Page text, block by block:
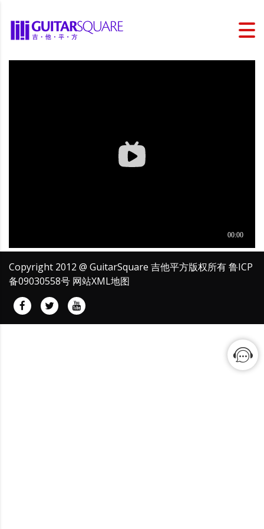
Copyright 2012 @ GuitarSquare 吉他平方版权所有鲁ICP
备09030558号 网站XML地图